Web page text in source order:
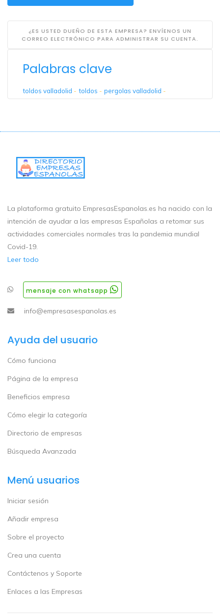
¿ES USTED DUEÑO DE ESTA EMPRESA? ENVÍENOS UN
CORREO ELECTRÓNICO PARA ADMINISTRAR SU CUENTA.
Palabras clave
toldos valladolid - toldos - pergolas valladolid -
La plataforma gratuito EmpresasEspanolas.es ha nacido con la
intención de ayudar a las empresas Españolas a retomar sus
actividades comerciales normales tras la pandemia mundial
Covid-19.
Leer todo
mensaje con whatsapp
info@empresasespanolas.es
Ayuda del usuario
Cómo funciona
Página de la empresa
Beneficios empresa
Cómo elegir la categoría
Directorio de empresas
Búsqueda Avanzada
Menú usuarios
Iniciar sesión
Añadir empresa
Sobre el proyecto
Crea una cuenta
Contáctenos y Soporte
Enlaces a las Empresas